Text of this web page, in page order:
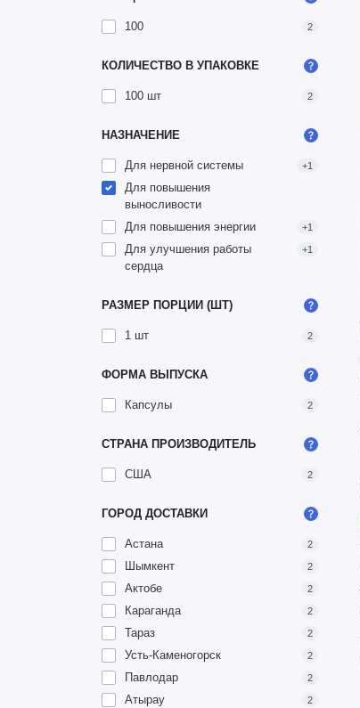
100 2
КОЛИЧЕСТВО В УПАКОВКЕ
100 шт 2
НАЗНАЧЕНИЕ
Для нервной системы +1
Для повышения
выносливости
Для повышения энергии
+1
Для улучшения работы
сердца
+1
РАЗМЕР ПОРЦИИ (ШТ)
1 шт 2
ФОРМА ВЫПУСКА
Капсулы 2
СТРАНА ПРОИЗВОДИТЕЛЬ
США 2
ГОРОД ДОСТАВКИ
Астана 2
Шымкент 2
Актобе 2
Караганда 2
Тараз 2
Усть-Каменогорск 2
Павлодар 2
Атырау 2